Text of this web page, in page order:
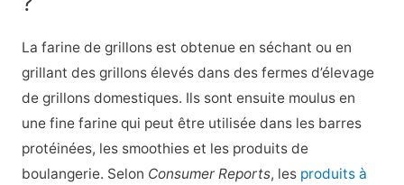
La farine de grillons est obtenue en séchant ou en
grillant des grillons élevés dans des fermes d’élevage
de grillons domestiques. Ils sont ensuite moulus en
une fine farine qui peut être utilisée dans les barres
protéinées, les smoothies et les produits de
boulangerie. Selon Consumer Reports, les produits à